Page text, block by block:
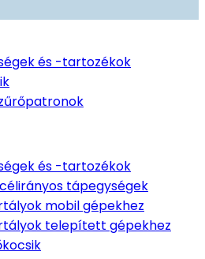
és -tartozékok
és -tartozékok
tápegységek
mobil gépekhez
telepített gépekhez